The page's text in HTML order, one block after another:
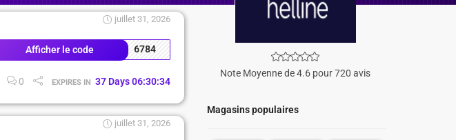
Note Moyenne de 4.6 pour 720 avis
Magasins populaires
juillet 31, 2026
Afficher le code 6784
0 EXPIRES IN 37 Days 06:30:33
juillet 31, 2026